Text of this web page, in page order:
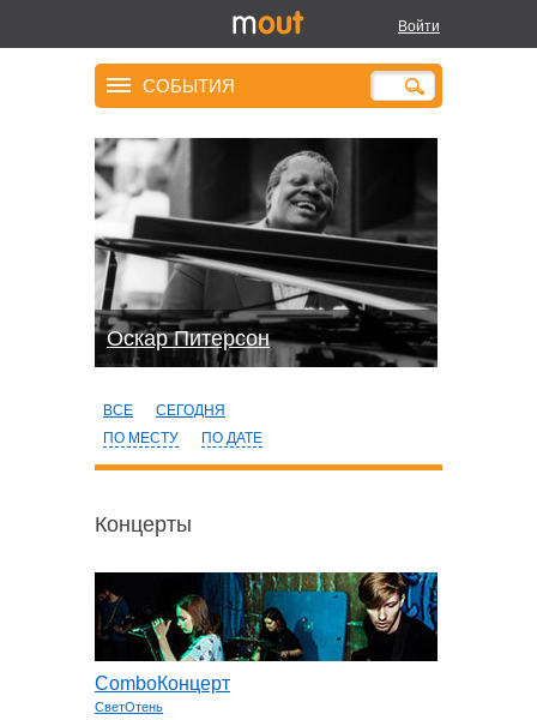
Войти
СОБЫТИЯ
Оскар Питерсон
ВСЕ
СЕГОДНЯ
ПО МЕСТУ
ПО ДАТЕ
Концерты
ComboКонцерт
СветОтень